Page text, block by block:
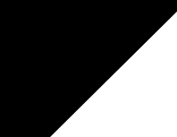
tranh.